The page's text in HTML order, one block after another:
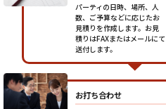
パーティの日時、場所、人
数、ご予算などに応じたお
見積りを作成します。お見
積りはFAXまたはメールにて
送付します。
お打ち合わせ